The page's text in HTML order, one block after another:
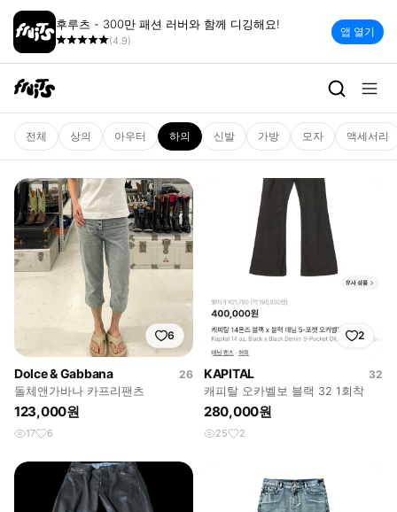
후루츠 - 300만 패션 러버와 함께 디깅해요!
(4.9)
앱 열기
하의 | 빈티지 세컨핸드 패션 플랫
전체 상의 아우터 하의 신발 가방 모자 액세서리
6
Dolce & Gabbana
26
돌체앤가바나 카프리팬츠
123,000원
17 6
2
KAPITAL
32
캐피탈 오카벨보 블랙 32 1회착
280,000원
25 2